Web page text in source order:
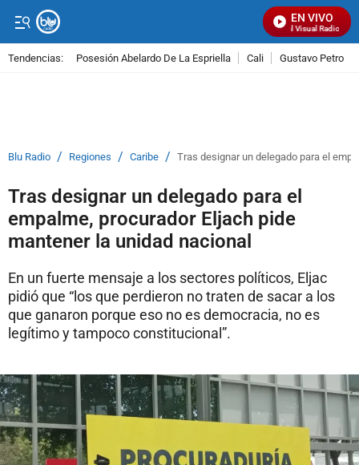
EN VIVO
Señal Visual Radio
Tendencias: Posesión Abelardo De La Espriella Cali Gustavo Petro
Blu Radio / Regiones / Caribe / Tras designar un delegado para el
Tras designar un delegado para el
empalme, procurador Eljach pide
mantener la unidad nacional
En un fuerte mensaje a los sectores políticos, Eljac
pidió que “los que perdieron no traten de sacar a los
que ganaron porque eso no es democracia, no es
legítimo y tampoco constitucional”.